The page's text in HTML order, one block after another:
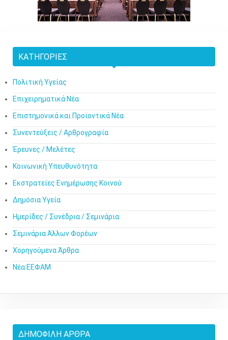
ΚΑΤΗΓΟΡΊΕΣ
Πολιτική Υγείας
Επιχειρηματικά Νέα
Επιστημονικά και Προϊοντικά Νέα
Συνεντεύξεις / Αρθρογραφία
Έρευνες / Μελέτες
Κοινωνική Υπευθυνότητα
Εκστρατείες Ενημέρωσης Κοινού
Δημόσια Υγεία
Ημερίδες / Συνέδρια / Σεμινάρια
Σεμινάρια Άλλων Φορέων
Χορηγούμενα Άρθρα
Νέα ΕΕΦΑΜ
ΔΗΜΟΦΙΛΉ ΆΡΘΡΑ